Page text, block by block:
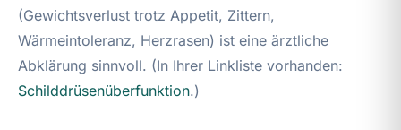
(Gewichtsverlust trotz Appetit, Zittern,
Wärmeintoleranz, Herzrasen) ist eine ärztliche
Abklärung sinnvoll. (In Ihrer Linkliste vorhanden:
Schilddrüsenüberfunktion.)